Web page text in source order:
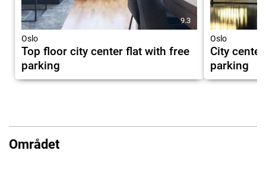
9.3
Oslo
Top floor city center flat with free
parking
Oslo
City
parking
Området